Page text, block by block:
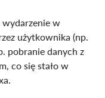
w
użytkownika (np.
pobranie danych z
co się stało w